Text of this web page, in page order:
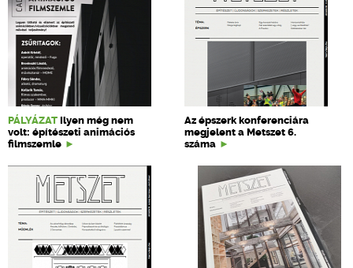
PÁLYÁZAT Ilyen még nem
volt: építészeti animációs
filmszemle
Az épszerk konferenciára
megjelent a Metszet 6.
száma